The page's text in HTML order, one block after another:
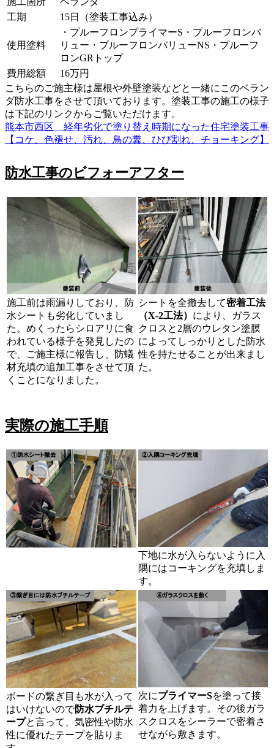
工期
15日（塗装工事込み）
使用塗料
・プルーフロンプライマーS・プルーフロンバ
リュー・プルーフロンバリューNS・プルーフ
ロンGRトップ
費用総額
16万円
こちらのご施主様は屋根や外壁塗装などと一緒にこのベラン
ダ防水工事をさせて頂いております。塗装工事の施工の様子
は下記のリンクからご覧いただけます。
熊本市西区 経年劣化で塗り替え時期になった住宅塗装工事
【コケ、色褪せ、汚れ、鳥の糞、ひび割れ、チョーキング】
防水工事のビフォーアフター
施工前は雨漏りしており、防
水シートも劣化していまし
た。めくったらシロアリに食
われている様子を発見したの
で、ご施主様に報告し、防蟻
材充填の追加工事をさせて頂
くことになりました。
シートを全撤去して密着工法
（X-2工法） により、ガラス
クロスと2層のウレタン塗膜
によってしっかりとした防水
性を持たせることが出来まし
た。
実際の施工手順
下地に水が入らないように入
隅にはコーキングを充填しま
す。
ボードの繋ぎ目も水が入って
はいけないので防水ブチルテ
ープと言って、気密性や防水
性に優れたテープを貼りま
次にプライマーSを塗って接
着力を上げます。その後ガラ
スクロスをシーラーで密着さ
せながら敷きます。